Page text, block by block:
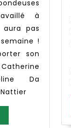
pommes
à
aura pas
!
son
Da
MORE